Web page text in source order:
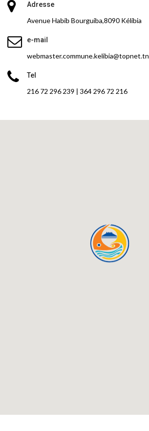
Adresse
Avenue Habib Bourguiba,8090 Kélibia
e-mail
webmaster.commune.kelibia@topnet.tn
Tel
216 72 296 239 | 364 296 72 216